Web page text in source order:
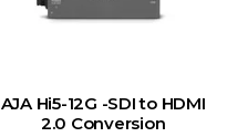
AJA Hi5-12G -SDI to HDMI
2.0 Conversion